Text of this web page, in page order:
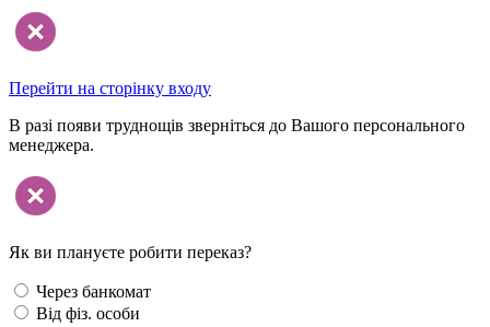
Перейти на сторінку входу
В разі появи труднощів зверніться до Вашого персонального
менеджера.
Як ви плануєте робити переказ?
Через банкомат
Від фіз. особи